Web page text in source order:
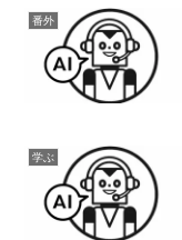
番外
学ぶ